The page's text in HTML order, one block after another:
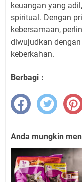
keuangan yang
spiritual. Dengan
kebersamaan,
diwujudkan
keberkahan.
Berbagi :
Anda mungkin